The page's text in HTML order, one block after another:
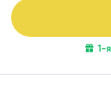
Моя задача —
сомнения, страхи
почувствовали
1-